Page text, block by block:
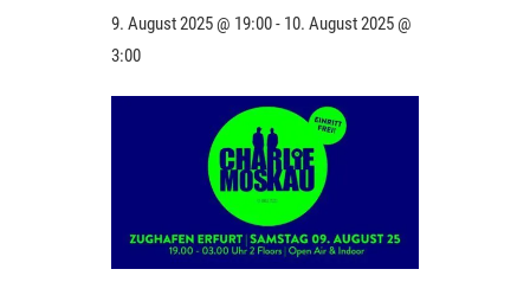
9. August 2025 @ 19:00- 10. August 2025 @
3:00